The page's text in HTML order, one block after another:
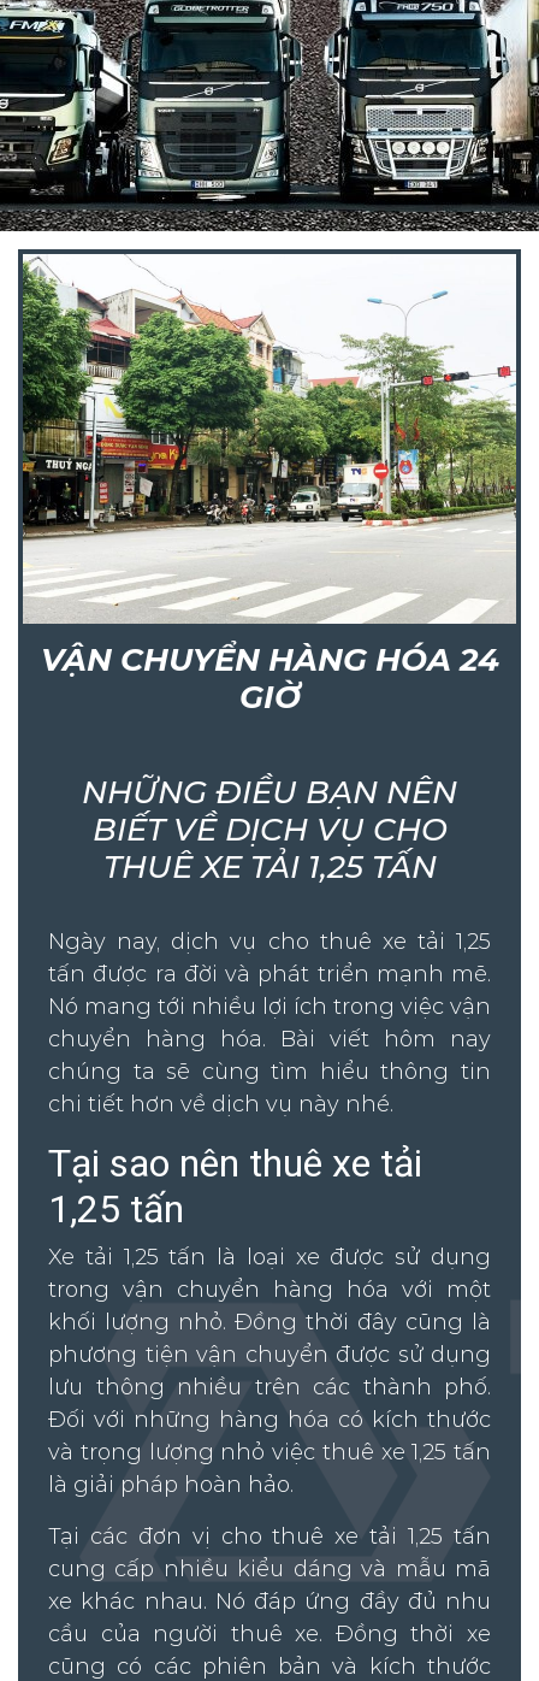
VẬN CHUYỂN HÀNG HÓA 24
GIỜ
NHỮNG ĐIỀU BẠN NÊN
BIẾT VỀ DỊCH VỤ CHO
THUÊ XE TẢI 1,25 TẤN
Ngày nay, dịch vụ cho thuê xe tải 1,25
tấn được ra đời và phát triển mạnh mẽ.
Nó mang tới nhiều lợi ích trong việc vận
chuyển hàng hóa. Bài viết hôm nay
chúng ta sẽ cùng tìm hiểu thông tin
chi tiết hơn về dịch vụ này nhé.
Tại sao nên thuê xe tải
1,25 tấn
Xe tải 1,25 tấn là loại xe được sử dụng
trong vận chuyển hàng hóa với một
khối lượng nhỏ. Đồng thời đây cũng là
phương tiện vận chuyển được sử dụng
lưu thông nhiều trên các thành phố.
Đối với những hàng hóa có kích thước
và trọng lượng nhỏ việc thuê xe 1,25 tấn
là giải pháp hoàn hảo.
Tại các đơn vị cho thuê xe tải 1,25 tấn
cung cấp nhiều kiểu dáng và mẫu mã
xe khác nhau. Nó đáp ứng đầy đủ nhu
cầu của người thuê xe. Đồng thời xe
cũng có các phiên bản và kích thước